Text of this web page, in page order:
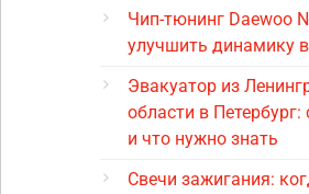
Чип-тюнинг Daewoo
улучшить динамику
Эвакуатор из
области в Петербург:
и что нужно знать
Свечи зажигания: